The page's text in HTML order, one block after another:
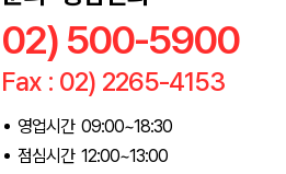
02) 500-5900
Fax : 02) 2265-4153
영업시간 09:00~18:30
점심시간 12:00~13:00